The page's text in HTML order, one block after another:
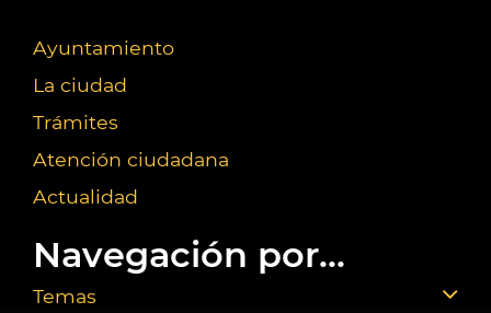
Ayuntamiento
La ciudad
Trámites
Atención ciudadana
Actualidad
Navegación por...
Temas